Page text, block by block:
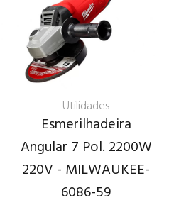
Utilidades
Esmerilhadeira
Angular 7 Pol. 2200W
220V - MILWAUKEE-
6086-59